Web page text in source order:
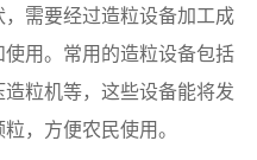
需要经过造粒设备加工成
用。常用的造粒设备包括
粒机等，这些设备能将发
，方便农民使用。